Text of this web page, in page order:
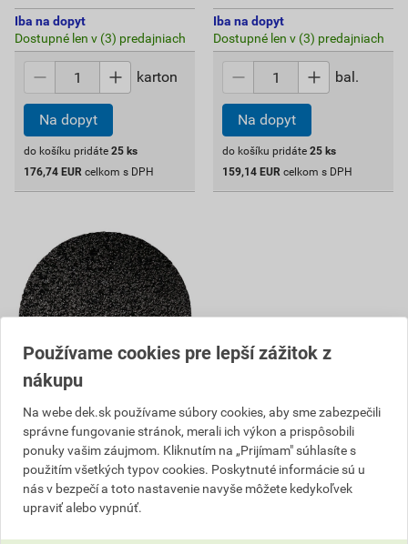
Iba na dopyt
Dostupné len v (3) predajniach
karton
Na dopyt
do košíku pridáte 25 ks
176,74 EUR celkom s DPH
Iba na dopyt
Dostupné len v (3) predajniach
bal.
Na dopyt
do košíku pridáte 25 ks
159,14 EUR celkom s DPH
Mriežka brúsna Storch
Multiloch 225 mm 100
6,72EUR
cena za ks s DPH
176,81 EUR
167,97EUR
Používame cookies pre lepší zážitok z
nákupu
Na webe dek.sk používame súbory cookies, aby sme zabezpečili
správne fungovanie stránok, merali ich výkon a prispôsobili
ponuky vašim záujmom. Kliknutím na „Prijímam" súhlasíte s
použitím všetkých typov cookies. Poskytnuté informácie sú u
nás v bezpečí a toto nastavenie navyše môžete kedykoľvek
upraviť alebo vypnúť.